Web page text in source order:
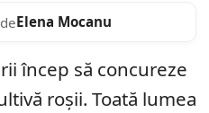
deElena Mocanu
încep să concureze
roșii. Toată lumea